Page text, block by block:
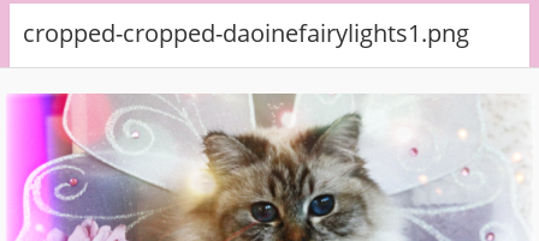
cropped-cropped-daoinefairylights1.png